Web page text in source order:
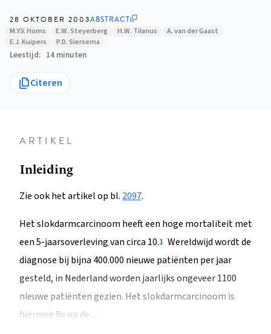
28 OKTOBER 2003ABSTRACT
M.Y.V. Homs E.W. Steyerberg H.W. Tilanus
A. van der Gaast
E.J. Kuipers
P.D. Siersema
Leestijd 14 minuten
Citeren
ARTIKEL
Inleiding
Zie ook het artikel op bl. 2097.
Het slokdarmcarcinoom heeft een hoge mortaliteit met
een 5-jaarsoverleving van circa 10.1 Wereldwijd wordt de
diagnose bij bijna 400.000 nieuwe patiënten per jaar
gesteld, in Nederland worden jaarlijks ongeveer 1100
nieuwe patiënten gezien. Het slokdarmcarcinoom is
hiermee 8e op de…